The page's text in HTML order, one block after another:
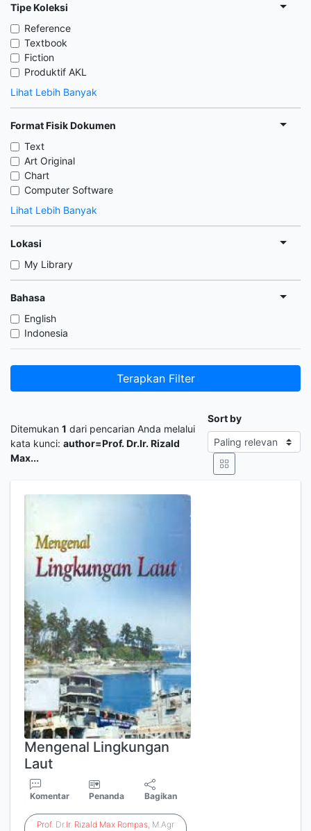
Tipe Koleksi
Reference
Textbook
Fiction
Produktif AKL
Lihat Lebih Banyak
Format Fisik Dokumen
Text
Art Original
Chart
Computer Software
Lihat Lebih Banyak
Lokasi
My Library
Bahasa
English
Indonesia
Terapkan Filter
Ditemukan 1 dari pencarian Anda melalui
kata kunci: author=Prof. Dr.Ir. Rizald
Max...
Sort by
Mengenal Lingkungan
Laut
Komentar Penanda Bagikan
Prof. Dr.Ir. Rizald Max Rompas, M.Agr